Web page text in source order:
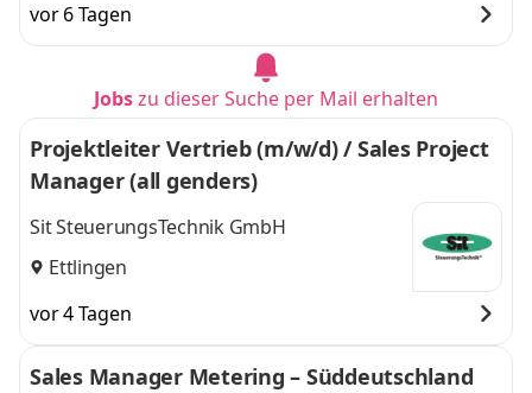
vor 6 Tagen
Jobszu dieser Suche per Mail erhalten
Projektleiter Vertrieb (m/w/d) / Sales Project
Manager (all genders)
Sit SteuerungsTechnik GmbH
Ettlingen
vor 4 Tagen
Sales Manager Metering – Süddeutschland